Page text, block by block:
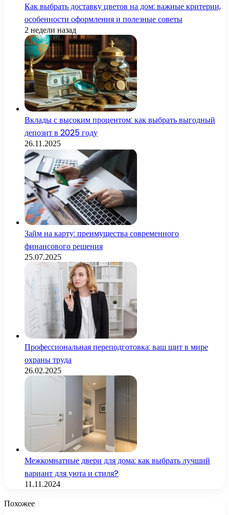
Как выбрать доставку цветов на дом: важные критерии,
особенности оформления и полезные советы
2 недели назад
Вклады с высоким процентом: как выбрать выгодный
депозит в 2025 году
26.11.2025
Займ на карту: преимущества современного
финансового решения
25.07.2025
Профессиональная переподготовка: ваш щит в мире
охраны труда
26.02.2025
Межкомнатные двери для дома: как выбрать лучший
вариант для уюта и стиля?
11.11.2024
Похожее